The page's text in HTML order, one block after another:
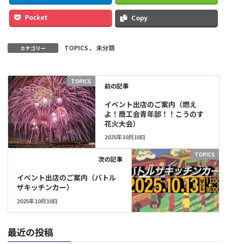
Pocket Copy
カテゴリー TOPICS、 未分類
TOPICS
前の記事
イベント出店のご案内（燃え
よ！商工会青年部！！こうのす
花火大会）
2025年10月10日
TOPICS
次の記事
イベント出店のご案内（バトル
ザキッチンカー）
2025年10月10日
最近の投稿